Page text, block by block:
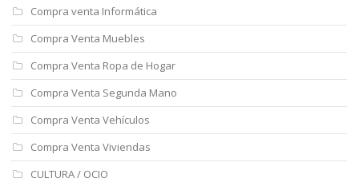
Compra venta Informática
Compra Venta Muebles
Compra Venta Ropa de Hogar
Compra Venta Segunda Mano
Compra Venta Vehículos
Compra Venta Viviendas
CULTURA / OCIO